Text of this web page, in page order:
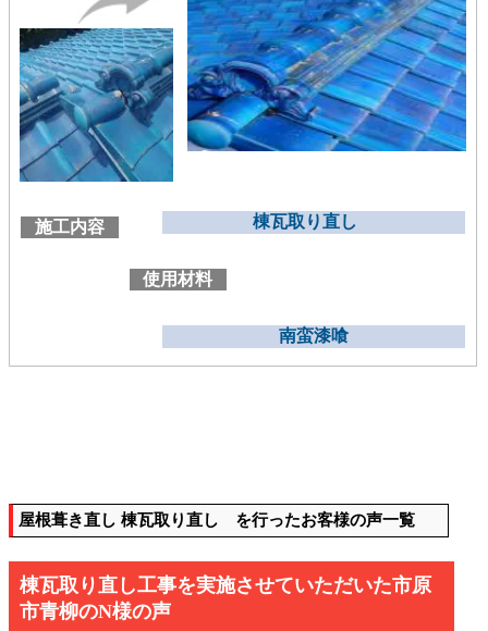
施工内容 棟瓦取り直し
使用材料
南蛮漆喰
屋根葺き直し 棟瓦取り直し を行ったお客様の声一覧
棟瓦取り直し工事を実施させていただいた市原
市青柳のN様の声